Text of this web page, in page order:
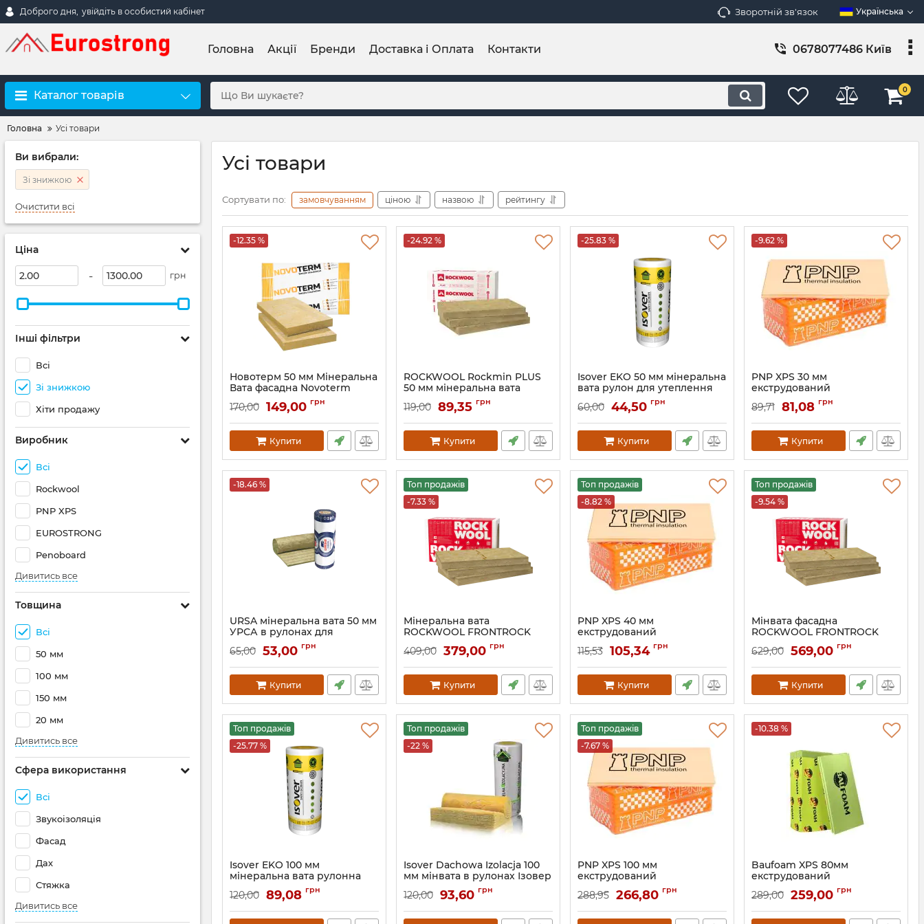
Доброго дня, увійдіть в особистий кабінет Зворотній зв'язок Українська
Головна Акції Бренди Доставка і Оплата Контакти 0678077486 Київ
Каталог товарів 0
Головна Усі товари
Ви вибрали:
Зі знижкою
Очистити всі
Ціна
- грн
Інші фільтри
Всі
Зі знижкою
Хіти продажу
Виробник
Всі
Rockwool
PNP XPS
EUROSTRONG
Penoboard
Дивитись все
Товщина
Всі
50 мм
100 мм
150 мм
20 мм
Дивитись все
Сфера використання
Всі
Звукоізоляція
Фасад
Дах
Стяжка
Дивитись все
Усі товари
Сортувати по: замовчуванням ціною назвою рейтингу
-12.35 %
Новотерм 50 мм Мінеральна
Вата фасадна Novoterm
170,00 149,00 грн
Купити
-24.92 %
ROCKWOOL Rockmin PLUS
50 мм мінеральна вата
Роквул Рокмін Плюс
Артикул: 061
119,00 89,35 грн
Купити
-25.83 %
Isover EKO 50 мм мінеральна
вата рулон для утеплення
Артикул: 5901644645440
60,00 44,50 грн
Купити
-9.62 %
PNP XPS 30 мм
екструдований
пінополістирол
Артикул: 14843005000476
89,71 81,08 грн
Купити
-18.46 %
URSA мінеральна вата 50 мм
УРСА в рулонах для
65,00 53,00 грн
Купити
Топ продажів
-7.33 %
Мінеральна вата
ROCKWOOL FRONTROCK
SUPER 80 мм для утеплення
фасаду
409,00 379,00 грн
Купити
Топ продажів
-8.82 %
PNP XPS 40 мм
екструдований
пінополістирол
115,53 105,34 грн
Купити
Топ продажів
-9.54 %
Мінвата фасадна
ROCKWOOL FRONTROCK
SUPER 120 мм мінеральна
вата Роквул
629,00 569,00 грн
Купити
Топ продажів
-25.77 %
Isover EKO 100 мм
мінеральна вата рулонна
120,00 89,08 грн
Топ продажів
-22 %
Isover Dachowa Izolacja 100
мм мінвата в рулонах Ізовер
дахова ізоляція
120,00 93,60 грн
Топ продажів
-7.67 %
PNP XPS 100 мм
екструдований
288,95 266,80 грн
-10.38 %
Baufoam XPS 80мм
екструдований
289,00 259,00 грн